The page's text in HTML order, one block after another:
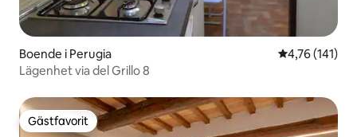
Boende i Perugia 4,76 av 5 i
4,76 (141)
Lägenhet via del Grillo 8
Gästfavorit
Gästfavorit